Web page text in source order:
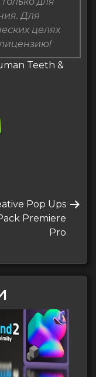
Для
целях
Teeth &
Pop Ups
Premiere
Pro